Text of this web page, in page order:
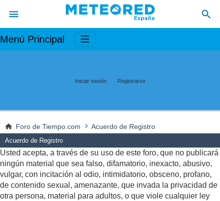
Menú Principal
Iniciar sesión Registrarse
Foro de Tiempo.com Acuerdo de Registro
Acuerdo de Registro
Usted acepta, a través de su uso de este foro, que no publicará
ningún material que sea falso, difamatorio, inexacto, abusivo,
vulgar, con incitación al odio, intimidatorio, obsceno, profano,
de contenido sexual, amenazante, que invada la privacidad de
otra persona, material para adultos, o que viole cualquier ley